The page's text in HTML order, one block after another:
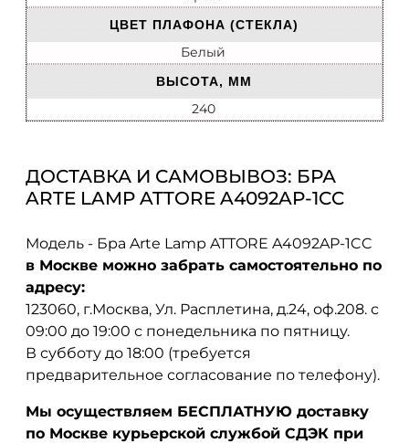
ЦВЕТ ПЛАФОНА (СТЕКЛА)
Белый
ВЫСОТА, ММ
240
ДОСТАВКА И САМОВЫВОЗ: БРА
ARTE LAMP ATTORE A4092AP-1CC
Модель - Бра Arte Lamp ATTORE A4092AP-1CC
в Москве можно забрать самостоятельно по
адресу:
123060, г.Москва, Ул. Расплетина, д.24, оф.208. с
09:00 до 19:00 с понедельника по пятницу.
В субботу до 18:00 (требуется
предварительное согласование по телефону).
Мы осуществляем БЕСПЛАТНУЮ доставку
по Москве курьерской службой СДЭК при